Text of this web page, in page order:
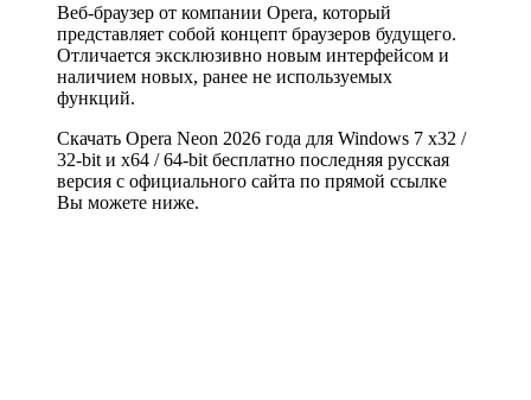
Веб-браузер от компании Opera, который
представляет собой концепт браузеров будущего.
Отличается эксклюзивно новым интерфейсом и
наличием новых, ранее не используемых
функций.
Скачать Opera Neon 2026 года для Windows 7 x32 /
32-bit и x64 / 64-bit бесплатно последняя русская
версия с официального сайта по прямой ссылке
Вы можете ниже.